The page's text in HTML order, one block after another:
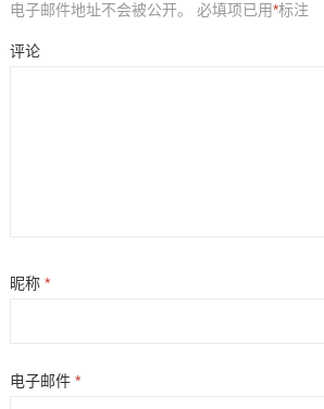
电子邮件地址不会被公开。 必填项已用*标注
评论
昵称 *
电子邮件 *